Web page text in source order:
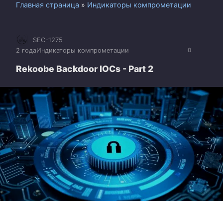
Главная страница » Индикаторы компрометации
0
SEC-1275
2 годаИндикаторы компрометации
Rekoobe Backdoor IOCs - Part 2